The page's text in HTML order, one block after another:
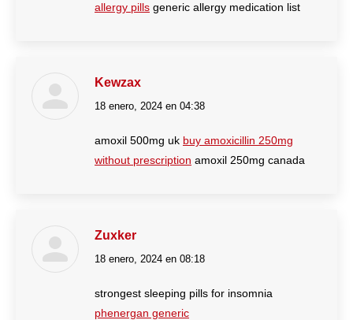
allergy pills generic allergy medication list
Kewzax
dice:
18 enero, 2024 en 04:38
amoxil 500mg uk buy amoxicillin 250mg
without prescription amoxil 250mg canada
Zuxker
dice:
18 enero, 2024 en 08:18
strongest sleeping pills for insomnia
phenergan generic